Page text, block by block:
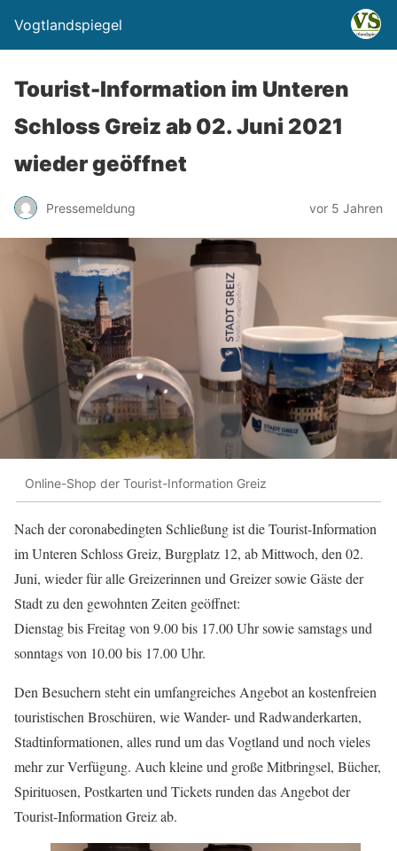
Vogtlandspiegel
Tourist-Information im Unteren
Schloss Greiz ab 02. Juni 2021
wieder geöffnet
Pressemeldung vor 5 Jahren
Online-Shop der Tourist-Information Greiz
Nach der coronabedingten Schließung ist die Tourist-Information
im Unteren Schloss Greiz, Burgplatz 12, ab Mittwoch, den 02.
Juni, wieder für alle Greizerinnen und Greizer sowie Gäste der
Stadt zu den gewohnten Zeiten geöffnet:
Dienstag bis Freitag von 9.00 bis 17.00 Uhr sowie samstags und
sonntags von 10.00 bis 17.00 Uhr.
Den Besuchern steht ein umfangreiches Angebot an kostenfreien
touristischen Broschüren, wie Wander- und Radwanderkarten,
Stadtinformationen, alles rund um das Vogtland und noch vieles
mehr zur Verfügung. Auch kleine und große Mitbringsel, Bücher,
Spirituosen, Postkarten und Tickets runden das Angebot der
Tourist-Information Greiz ab.